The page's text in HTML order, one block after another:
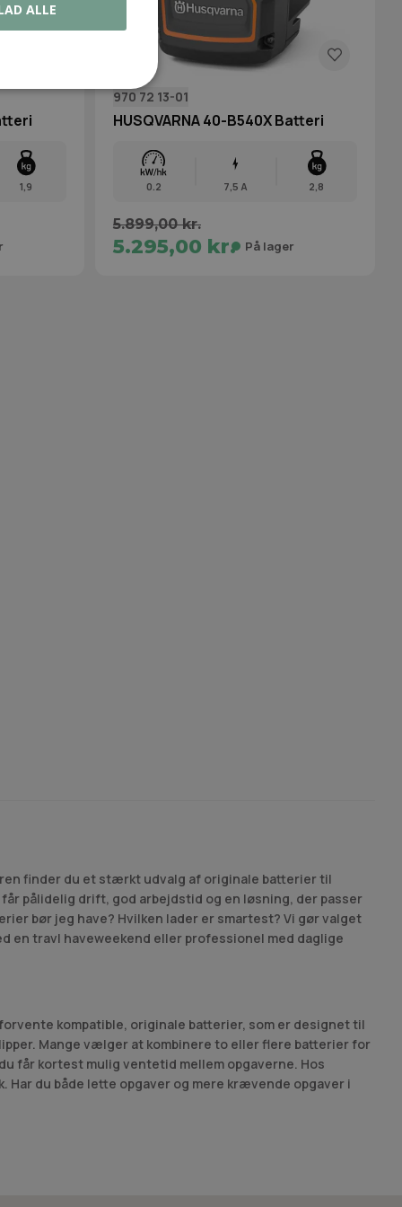
1,9
970 72 13-01
HUSQVARNA 40-B540X Batteri
0.2 7,5 A 2,8
5.899,00 kr.
5.295,00 kr. På lager
finder du et stærkt udvalg af originale batterier til
pålidelig drift, god arbejdstid og en løsning, der passer
bør jeg have? Hvilken lader er smartest? Vi gør valget
en travl haveweekend eller professionel med daglige
kompatible, originale batterier, som er designet til
Mange vælger at kombinere to eller flere batterier for
får kortest mulig ventetid mellem opgaverne. Hos
du både lette opgaver og mere krævende opgaver i
ALLE